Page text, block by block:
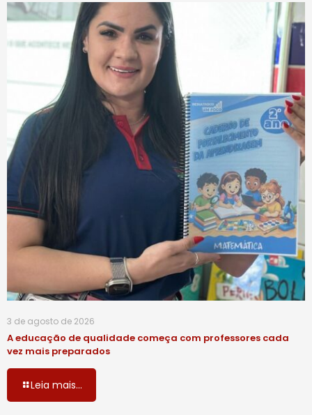
3 de agosto de 2026
A educação de qualidade começa com professores cada
vez mais preparados
Leia mais...